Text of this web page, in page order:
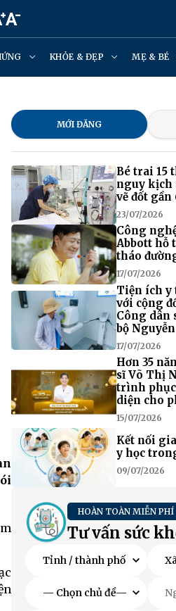
KHỎE & ĐẸP MẸ & BÉ
MỚI ĐĂNG
Bé trai 15
nguy kịch
vẽ đốt gần
23/07/2026
Công
Abbott hỗ
tháo
17/07/2026
Tiện ích y
với cộng
Công dân
bộ
17/07/2026
Hơn 35
sĩ Võ Thị
trình
diện cho
15/07/2026
Kết nối
y học
09/07/2026
HOÀN TOÀN MIỄN PHÍ
Tư vấn sức